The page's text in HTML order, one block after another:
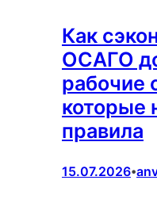
Как
ОСАГО
рабочие
которые
правила
15.07.2026•